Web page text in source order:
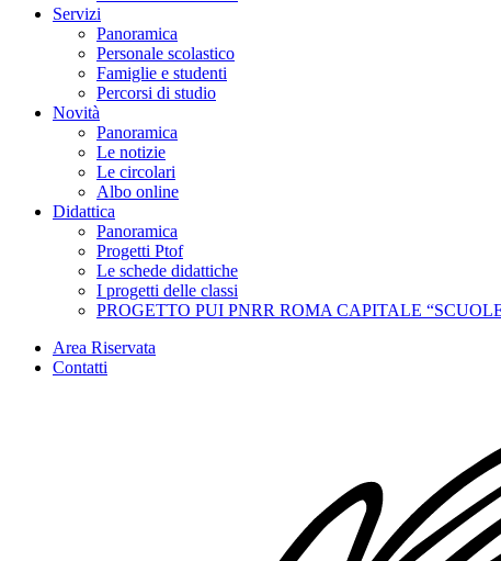
Servizi
Panoramica
Personale scolastico
Famiglie e studenti
Percorsi di studio
Novità
Panoramica
Le notizie
Le circolari
Albo online
Didattica
Panoramica
Progetti Ptof
Le schede didattiche
I progetti delle classi
PROGETTO PUI PNRR ROMA CAPITALE
Area Riservata
Contatti